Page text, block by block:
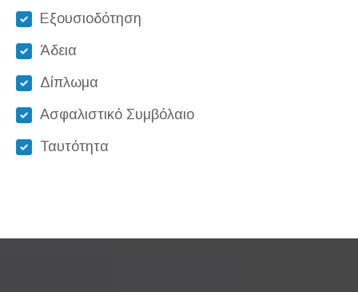
Εξουσιοδότηση
Άδεια
Δίπλωμα
Ασφαλιστικό Συμβόλαιο
Ταυτότητα